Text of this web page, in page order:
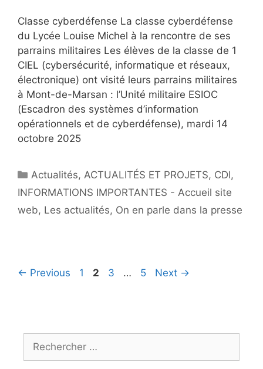
Classe cyberdéfense La classe cyberdéfense
du Lycée Louise Michel à la rencontre de ses
parrains militaires Les élèves de la classe de 1
CIEL (cybersécurité, informatique et réseaux,
électronique) ont visité leurs parrains militaires
à Mont-de-Marsan : l’Unité militaire ESIOC
(Escadron des systèmes d’information
opérationnels et de cyberdéfense), mardi 14
octobre 2025
Catégories
Actualités, ACTUALITÉS ET PROJETS, CDI,
INFORMATIONS IMPORTANTES - Accueil site
web, Les actualités, On en parle dans la presse
Navigation
← Previous Page
1 Page
2 Page
3 … Page
5 Next →